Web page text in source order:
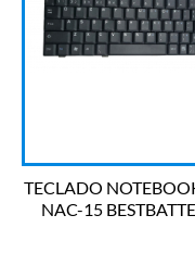
TECLADO
NAC-15